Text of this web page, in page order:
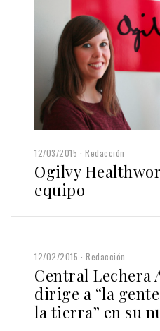
12/03/2015 Redacción
Ogilvy
equipo
12/02/2015 Redacción
Central Lechera
dirige a “la
la tierra” en su